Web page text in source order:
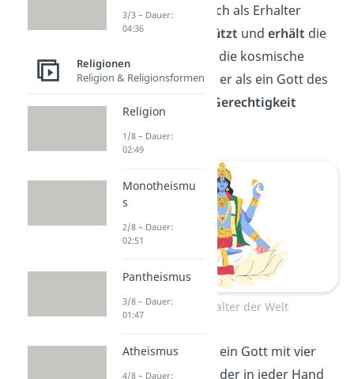
Hinduismus, ist auch als Erhalter
bekannt. Er
beschützt und erhält die
Welt und sorgt für die kosmische
Ordnung. Oft wird er als ein Gott des
Friedens
Gerechtigkeit
Vishnu, Erhalter der Welt
Vishnu wird oft als ein Gott mit vier
Armen dargestellt, der in jeder Hand
3/3 – Dauer:
04:36
Religionen
Religion & Religionsformen
Religion
1/8 – Dauer:
02:49
Monotheismu
s
2/8 – Dauer:
02:51
Pantheismus
3/8 – Dauer:
01:47
Atheismus
4/8 – Dauer: